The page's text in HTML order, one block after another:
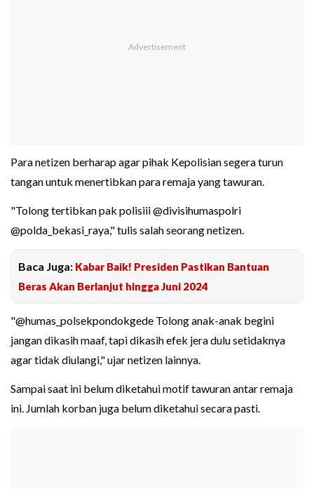
Para netizen berharap agar pihak Kepolisian segera turun
tangan untuk menertibkan para remaja yang tawuran.
"Tolong tertibkan pak polisiii @divisihumaspolri
@polda_bekasi_raya," tulis salah seorang netizen.
Baca Juga: Kabar Baik! Presiden Pastikan Bantuan
Beras Akan Berlanjut hingga Juni 2024
"@humas_polsekpondokgede Tolong anak-anak begini
jangan dikasih maaf, tapi dikasih efek jera dulu setidaknya
agar tidak diulangi," ujar netizen lainnya.
Sampai saat ini belum diketahui motif tawuran antar remaja
ini. Jumlah korban juga belum diketahui secara pasti.